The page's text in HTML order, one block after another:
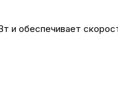
обеспечивает